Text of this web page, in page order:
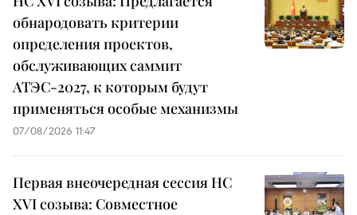
обнародовать критерии
определения проектов,
обслуживающих саммит
АТЭС-2027, к которым будут
применяться особые механизмы
07/08/2026 11:47
Первая внеочередная сессия НС
XVI созыва: Совместное